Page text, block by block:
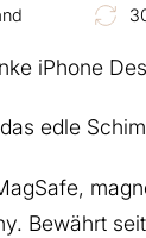
iPhone
edle
Bewährt